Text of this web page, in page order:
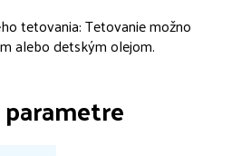
tetovania: Tetovanie možno
alebo detským olejom.